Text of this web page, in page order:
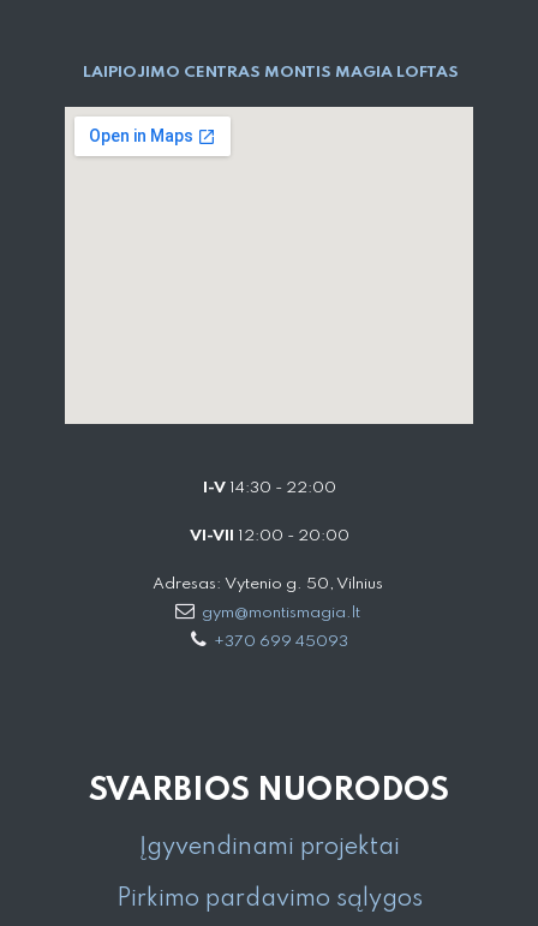
LAIPIOJIMO CENTRAS MONTIS MAGIA LOFTAS
I-V14:30 - 22:00
VI-VII 12:00 - 20:00
Adresas: Vytenio g. 50, Vilnius
gym@montismagia.lt
+370 699 45093
SVARBIOS NUORODOS
Įgyvendinami projektai
Pirkimo pardavimo sąlygos